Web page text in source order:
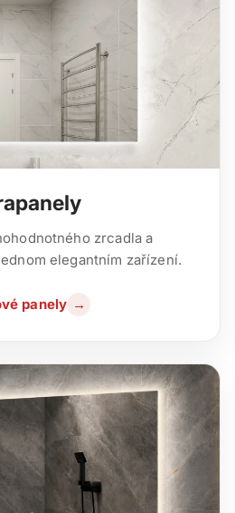
zrcadla a
elegantním zařízení.
panely →